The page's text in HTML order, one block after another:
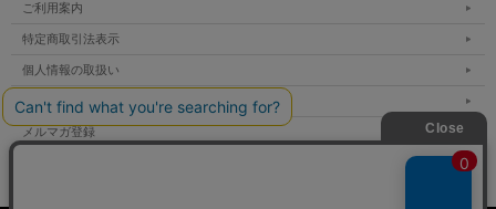
ご利用案内
特定商取引法表示
個人情報の取扱い
サイトマップ
メルマガ登録